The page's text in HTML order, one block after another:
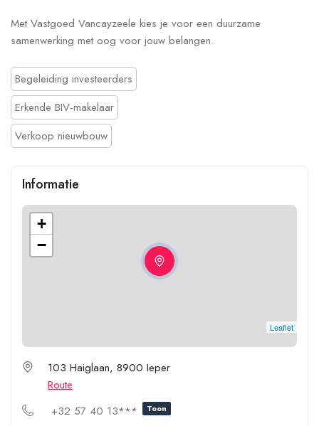
Met Vastgoed Vancayzeele kies je voor een duurzame
samenwerking met oog voor jouw belangen.
Begeleiding investeerders
Erkende BIV-makelaar
Verkoop nieuwbouw
Informatie
+
−
Leaflet
103 Haiglaan, 8900 Ieper
Route
+32 57 40 13***
Toon